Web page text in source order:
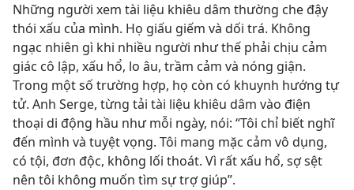
Những người xem tài liệu khiêu dâm thường che đậy
thói xấu của mình. Họ giấu giếm và dối trá. Không
ngạc nhiên gì khi nhiều người như thế phải chịu cảm
giác cô lập, xấu hổ, lo âu, trầm cảm và nóng giận.
Trong một số trường hợp, họ còn có khuynh hướng tự
tử. Anh Serge, từng tải tài liệu khiêu dâm vào điện
thoại di động hầu như mỗi ngày, nói: “Tôi chỉ biết nghĩ
đến mình và tuyệt vọng. Tôi mang mặc cảm vô dụng,
có tội, đơn độc, không lối thoát. Vì rất xấu hổ, sợ sệt
nên tôi không muốn tìm sự trợ giúp”.